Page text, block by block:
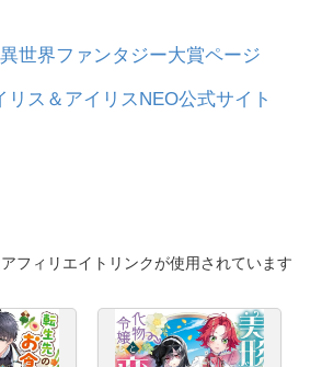
世界ファンタジー大賞ページ
リス＆アイリスNEO公式サイト
フィリエイトリンクが使用されています